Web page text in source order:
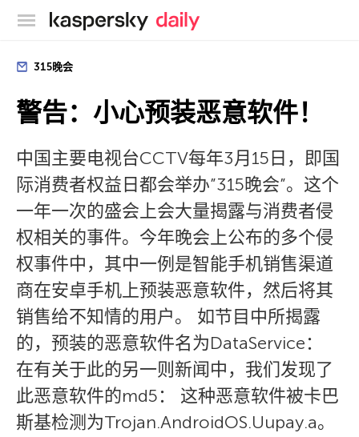
卡巴斯基官方博客
315晚会
警告：小心预装恶意软件！
中国主要电视台CCTV每年3月15日，即国
际消费者权益日都会举办”315晚会”。这个
一年一次的盛会上会大量揭露与消费者侵
权相关的事件。今年晚会上公布的多个侵
权事件中，其中一例是智能手机销售渠道
商在安卓手机上预装恶意软件，然后将其
销售给不知情的用户。 如节目中所揭露
的，预装的恶意软件名为DataService：
在有关于此的另一则新闻中，我们发现了
此恶意软件的md5： 这种恶意软件被卡巴
斯基检测为Trojan.AndroidOS.Uupay.a。